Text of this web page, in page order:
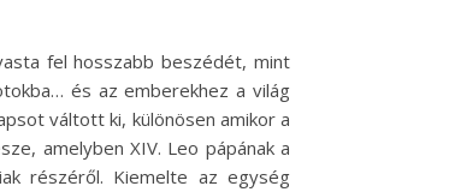
fel hosszabb beszédét, mint
és az emberekhez a világ
váltott ki, különösen amikor a
amelyben XIV. Leo pápának a
részéről. Kiemelte az egység